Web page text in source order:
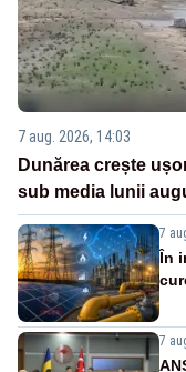
7 aug. 2026, 14:03
Dunărea crește
sub media lunii
7
În
7